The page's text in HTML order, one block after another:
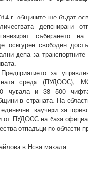
г. общините ще бъдат
депонирани
събирането
осигурен свободен
депа за
за
среда (ПУДООС),
чувала и 38 500
в страната. На
ваучери за
от ПУДООС на база
отпадъци по области
в Нова махала